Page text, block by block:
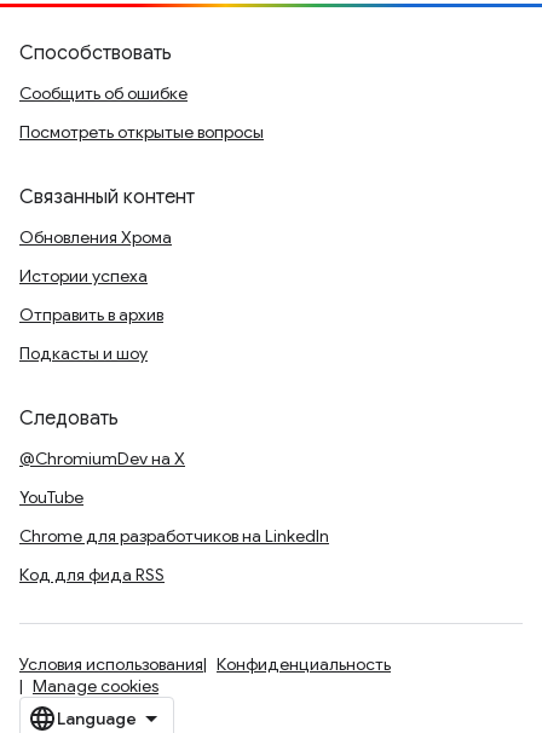
Способствовать
Сообщить об ошибке
Посмотреть открытые вопросы
Связанный контент
Обновления Хрома
Истории успеха
Отправить в архив
Подкасты и шоу
Следовать
@ChromiumDev на X
YouTube
Chrome для разработчиков на LinkedIn
Код для фида RSS
Условия использования
Конфиденциальность
Manage cookies